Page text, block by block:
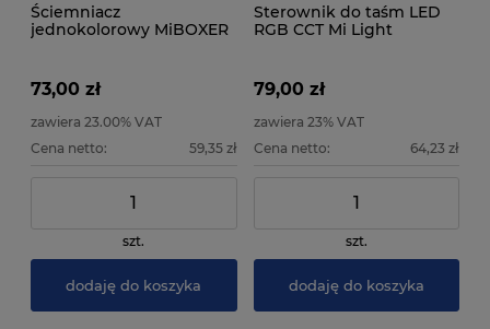
Ściemniacz
jednokolorowy MiBOXER
73,00 zł
zawiera 23.00% VAT
Cena netto:
59,35 zł
szt.
dodaję do koszyka
Sterownik do taśm LED
RGB CCT Mi Light
79,00 zł
zawiera 23% VAT
Cena netto:
64,23 zł
szt.
dodaję do koszyka